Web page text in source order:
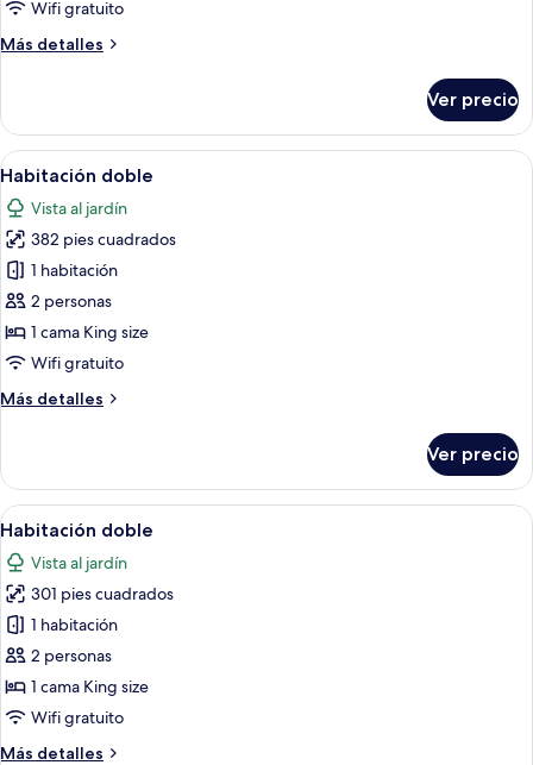
Wifi gratuito
Más detalles
Más
doble
Ver precio
Abrir
todas
las
fotos
de
Habitación
doble
Una habitación de hotel con una
4
Habitación doble
Vista al jardín
382 pies cuadrados
1 habitación
2 personas
1 cama King size
Wifi gratuito
Más detalles
Más
doble
Ver precio
Abrir
todas
las
fotos
de
Habitación
doble
Un dormitorio con una cama de
9
Habitación doble
Vista al jardín
301 pies cuadrados
1 habitación
2 personas
1 cama King size
Wifi gratuito
Más detalles
Más